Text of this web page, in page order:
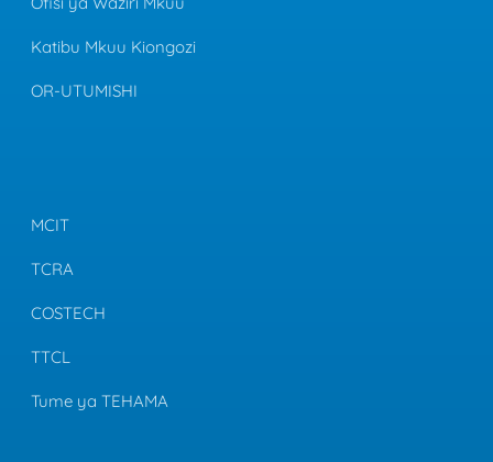
Katibu Mkuu Kiongozi
OR-UTUMISHI
MCIT
TCRA
COSTECH
TTCL
Tume ya TEHAMA